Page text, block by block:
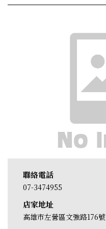
聯絡電話
07-3474955
店家地址
高雄市左營區文強路176號